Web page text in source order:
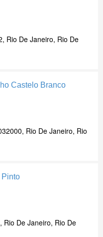
Rio De Janeiro, Rio De
Castelo Branco
Rio De Janeiro, Rio
Pinto
Rio De Janeiro, Rio De